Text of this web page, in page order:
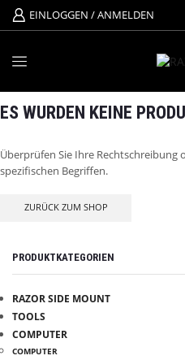
EINLOGGEN / ANMELDEN
ES WURDEN KEINE
Überprüfen Sie Ihre Rechtschreibung
spezifischen Begriffen.
ZURÜCK ZUM SHOP
PRODUKTKATEGORIEN
RAZOR SIDE MOUNT
TOOLS
COMPUTER
COMPUTER